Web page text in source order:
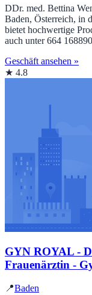
DDr. med. Bettina
Baden, Österreich, in
bietet hochwertige
auch unter 664
Geschäft ansehen »
★ 4.8
GYN ROYAL -
Frauenärztin -
📍Baden